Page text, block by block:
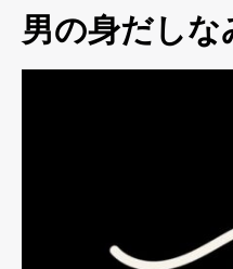
男の身だしな